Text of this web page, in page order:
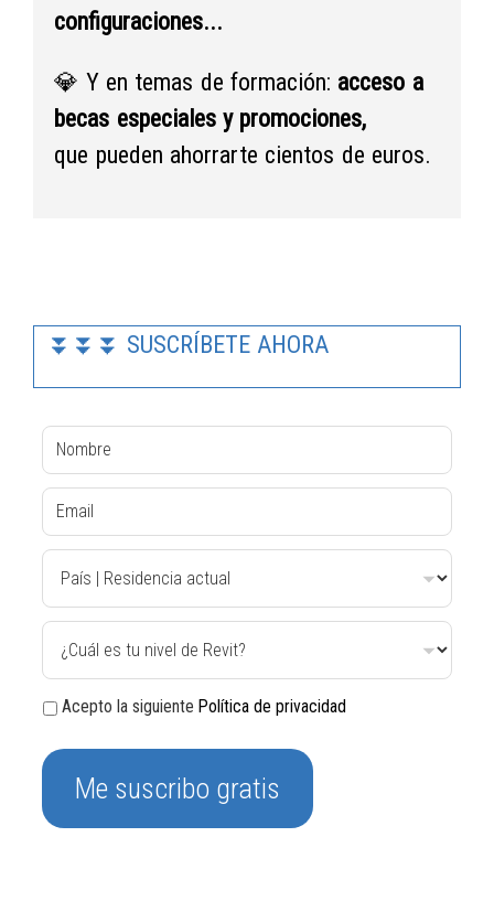
configuraciones...
💎 Y en temas de formación: acceso a
becas especiales y promociones,
que pueden ahorrarte cientos de euros.
⏬⏬⏬ SUSCRÍBETE AHORA
Acepto la siguiente Política de privacidad